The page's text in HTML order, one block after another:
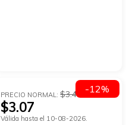
PRECIO NORMAL:$3.49
$3.07
Válida hasta el 10-08-2026.
-12%